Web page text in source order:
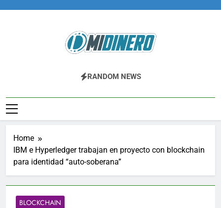
Midinero.co
Fintech, Criptomonedas
RANDOM NEWS
Home
IBM e Hyperledger trabajan en proyecto con blockchain
para identidad “auto-soberana”
BLOCKCHAIN